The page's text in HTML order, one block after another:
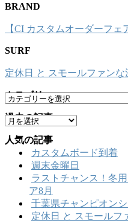
BRAND
【CI カスタムオーダーフェ
SURF
定休日 と スモールファンな
カテゴリー
カ
テ
ゴ
リ
ー
過去の記事
ア
ー
カ
人気の記事
カスタムボード到着
週末金曜日
ラストチャンス！冬
ア8月
千葉県チャンピオン
定休日 と スモールフ